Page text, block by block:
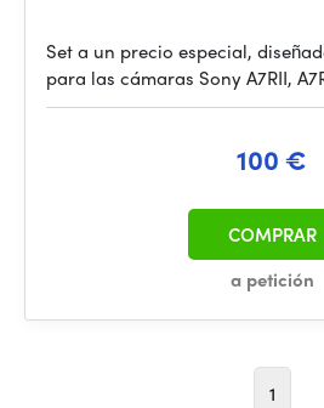
Set a un precio especial,
para las cámaras Sony A7RII,
100 €
a petición
COMPRAR
1